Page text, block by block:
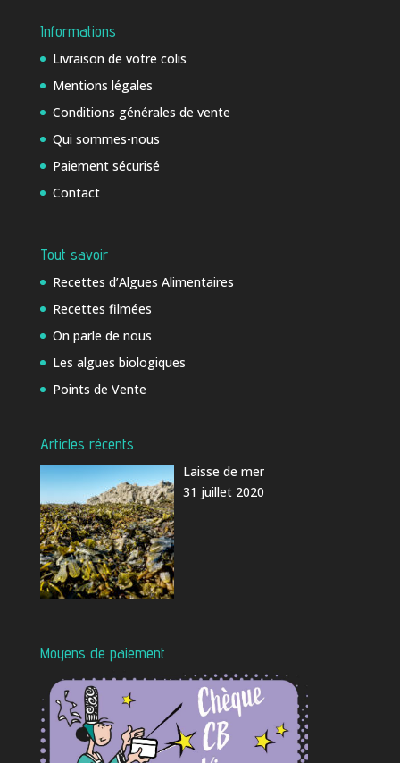
Informations
Livraison de votre colis
Mentions légales
Conditions générales de vente
Qui sommes-nous
Paiement sécurisé
Contact
Tout savoir
Recettes d’Algues Alimentaires
Recettes filmées
On parle de nous
Les algues biologiques
Points de Vente
Articles récents
Laisse de mer
31 juillet 2020
Moyens de paiement